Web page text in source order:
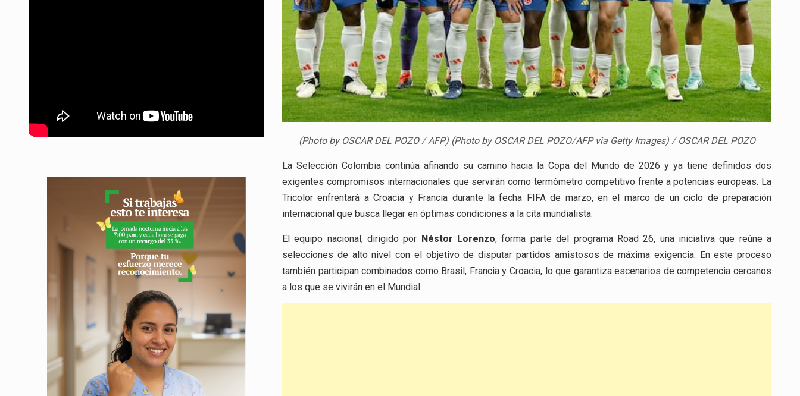
(Photo by OSCAR DEL POZO / AFP) (Photo by OSCAR DEL POZO/AFP via Getty Images) / OSCAR DEL POZO
La Selección Colombia continúa afinando su camino hacia la Copa del Mundo de 2026 y ya tiene definidos dos
exigentes compromisos internacionales que servirán como termómetro competitivo frente a potencias europeas. La
Tricolor enfrentará a Croacia y Francia durante la fecha FIFA de marzo, en el marco de un ciclo de preparación
internacional que busca llegar en óptimas condiciones a la cita mundialista.
El equipo nacional, dirigido por Néstor Lorenzo, forma parte del programa Road 26, una iniciativa que reúne a
selecciones de alto nivel con el objetivo de disputar partidos amistosos de máxima exigencia. En este proceso
también participan combinados como Brasil, Francia y Croacia, lo que garantiza escenarios de competencia cercanos
a los que se vivirán en el Mundial.